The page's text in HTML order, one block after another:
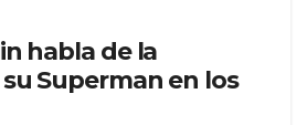
habla de la
Superman en los